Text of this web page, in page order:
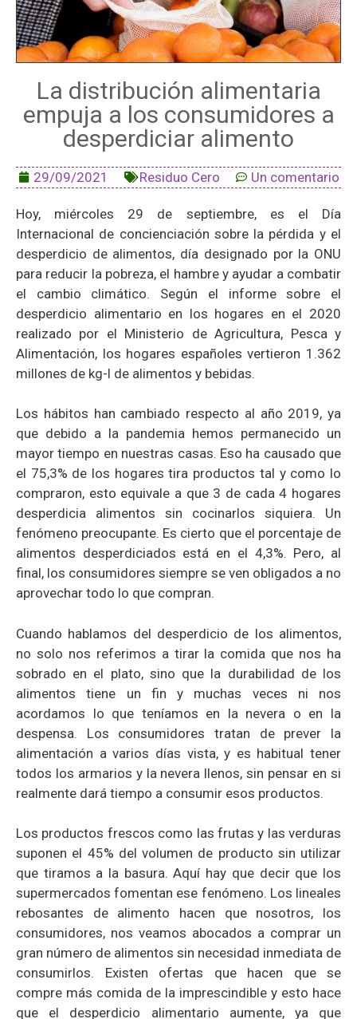
La distribución alimentaria
empuja a los consumidores a
desperdiciar alimento
29/09/2021 Residuo Cero Un comentario
Hoy, miércoles 29 de septiembre, es el Día
Internacional de concienciación sobre la pérdida y el
desperdicio de alimentos, día designado por la ONU
para reducir la pobreza, el hambre y ayudar a combatir
el cambio climático. Según el informe sobre el
desperdicio alimentario en los hogares en el 2020
realizado por el Ministerio de Agricultura, Pesca y
Alimentación, los hogares españoles vertieron 1.362
millones de kg-l de alimentos y bebidas.
Los hábitos han cambiado respecto al año 2019, ya
que debido a la pandemia hemos permanecido un
mayor tiempo en nuestras casas. Eso ha causado que
el 75,3% de los hogares tira productos tal y como lo
compraron, esto equivale a que 3 de cada 4 hogares
desperdicia alimentos sin cocinarlos siquiera. Un
fenómeno preocupante. Es cierto que el porcentaje de
alimentos desperdiciados está en el 4,3%. Pero, al
final, los consumidores siempre se ven obligados a no
aprovechar todo lo que compran.
Cuando hablamos del desperdicio de los alimentos,
no solo nos referimos a tirar la comida que nos ha
sobrado en el plato, sino que la durabilidad de los
alimentos tiene un fin y muchas veces ni nos
acordamos lo que teníamos en la nevera o en la
despensa. Los consumidores tratan de prever la
alimentación a varios días vista, y es habitual tener
todos los armarios y la nevera llenos, sin pensar en si
realmente dará tiempo a consumir esos productos.
Los productos frescos como las frutas y las verduras
suponen el 45% del volumen de producto sin utilizar
que tiramos a la basura. Aquí hay que decir que los
supermercados fomentan ese fenómeno. Los lineales
rebosantes de alimento hacen que nosotros, los
consumidores, nos veamos abocados a comprar un
gran número de alimentos sin necesidad inmediata de
consumirlos. Existen ofertas que hacen que se
compre más comida de la imprescindible y esto hace
que el desperdicio alimentario aumente, ya que